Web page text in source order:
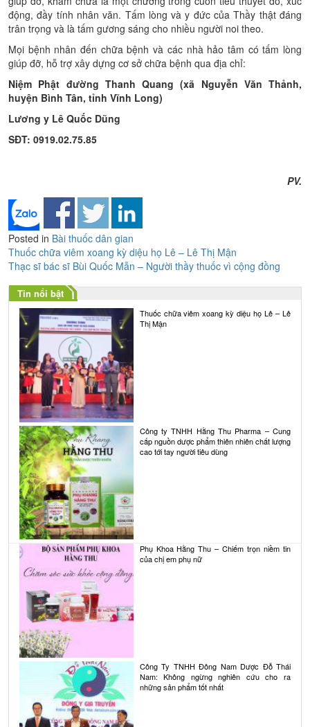
động, đầy tính nhân văn. Tấm lòng và y đức của Thầy thật đáng
trân trọng và là tấm gương sáng cho nhiều người noi theo.
Mọi bệnh nhân đến chữa bệnh và các nhà hảo tâm có tấm lòng
giúp đỡ, hỗ trợ xây dựng cơ sở chữa bệnh qua địa chỉ:
Niệm Phật đường Thanh Quang (xã Nguyễn Văn Thảnh,
huyện Bình Tân, tỉnh Vĩnh Long)
Lương y Lê Quốc Dũng
SĐT: 0919.02.75.85
PV.
Posted in Bài thuốc dân gian
Điều
hướng
bài
viết
Thuốc chữa viêm xoang kỳ diệu họ Lê – Lê Thị Mận
Thạc sĩ bác sĩ Bùi Quốc Mẫn – Người thầy thuốc vì cộng đồng
Tin nổi bật
Thuốc chữa viêm xoang kỳ diệu họ Lê – Lê
Thị Mận
Công ty TNHH Hằng Thu Pharma – Cung
cấp nguồn dược phẩm thiên nhiên chất lượng
cao tới tay người tiêu dùng
Phụ Khoa Hằng Thu – Chiếm trọn niềm tin
của chị em phụ nữ
Công Ty TNHH Đông Nam Dược Đỗ Thái
Nam: Không ngừng nghiên cứu cho ra
những sản phẩm tốt nhất